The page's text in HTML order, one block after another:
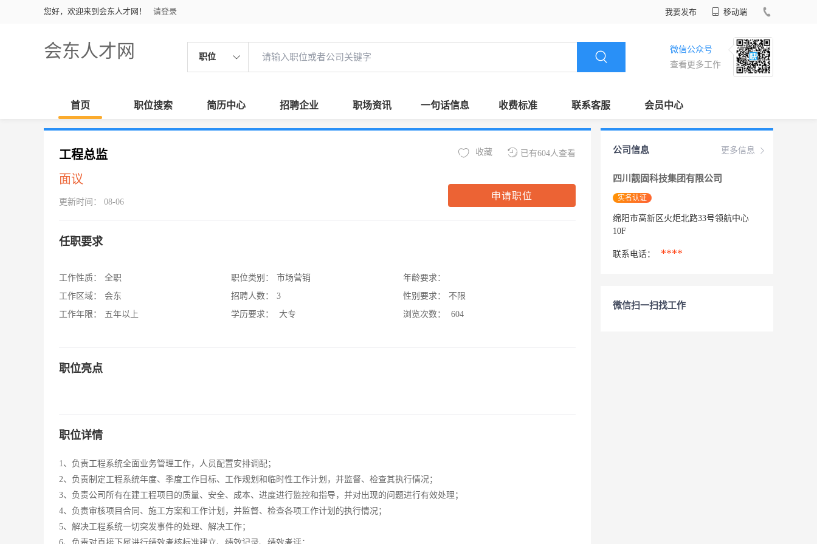
您好，欢迎来到会东人才网！ 请登录 我要发布 移动端
会东人才网 职位
微信公众号
查看更多工作
首页 职位搜索 简历中心 招聘企业 职场资讯 一句话信息 收费标准 联系客服 会员中心
工程总监
面议
更新时间： 08-06
已有604人查看
收藏
申请职位
任职要求
工作性质：
全职
工作区域：
会东
工作年限：
五年以上
职位类别：
市场营销
招聘人数：
3
学历要求：
大专
年龄要求：
性别要求：
不限
浏览次数：
604
职位亮点
职位详情
1、负责工程系统全面业务管理工作，人员配置安排调配；
2、负责制定工程系统年度、季度工作目标、工作规划和临时性工作计划，并监督、检查其执行情况；
3、负责公司所有在建工程项目的质量、安全、成本、进度进行监控和指导，并对出现的问题进行有效处理；
4、负责审核项目合同、施工方案和工作计划，并监督、检查各项工作计划的执行情况；
5、解决工程系统一切突发事件的处理、解决工作；
更多信息
公司信息
四川靓固科技集团有限公司
实名认证
绵阳市高新区火炬北路33号领航中心
10F
联系电话： ****
微信扫一扫找工作